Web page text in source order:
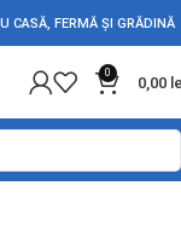
CASĂ, FERMĂ ȘI GRĂDINĂ
0
0,00